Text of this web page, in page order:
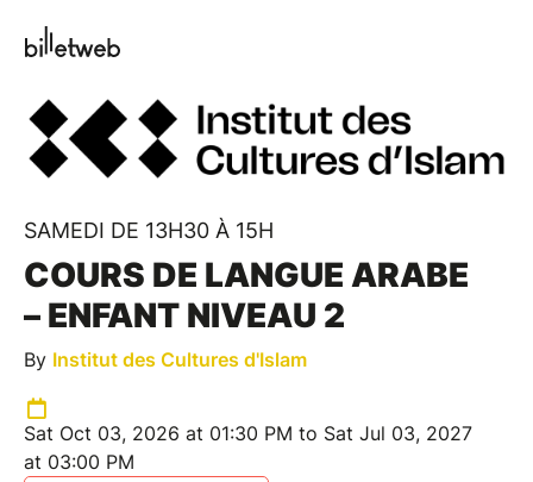
SAMEDI DE 13H30 À 15H
COURS DE LANGUE ARABE
– ENFANT NIVEAU 2
By Institut des Cultures d'Islam
Sat Oct 03, 2026 at 01:30 PM to Sat Jul 03, 2027
at 03:00 PM